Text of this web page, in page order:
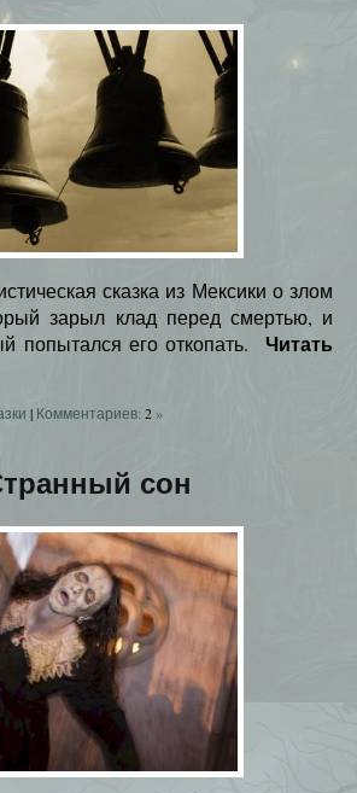
сказка из Мексики о злом
зарыл клад перед смертью, и
попытался его откопать.
Читать
| Комментариев: 2 »
сон